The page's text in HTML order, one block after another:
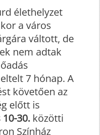
élethelyzet
a város
váltott, de
nem adtak
7 hónap. A
követően az
előtt is
30. közötti
Színház